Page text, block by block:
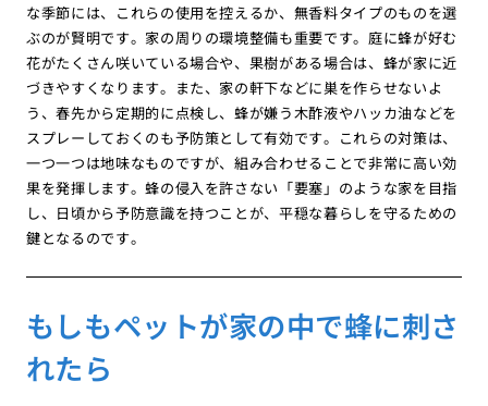
な季節には、これらの使用を控えるか、無香料タイプのものを選
ぶのが賢明です。家の周りの環境整備も重要です。庭に蜂が好む
花がたくさん咲いている場合や、果樹がある場合は、蜂が家に近
づきやすくなります。また、家の軒下などに巣を作らせないよ
う、春先から定期的に点検し、蜂が嫌う木酢液やハッカ油などを
スプレーしておくのも予防策として有効です。これらの対策は、
一つ一つは地味なものですが、組み合わせることで非常に高い効
果を発揮します。蜂の侵入を許さない「要塞」のような家を目指
し、日頃から予防意識を持つことが、平穏な暮らしを守るための
鍵となるのです。
もしもペットが家の中で蜂に刺さ
れたら